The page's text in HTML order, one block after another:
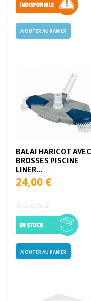
AJOUTER AU PANIER
BALAI HARICOT AVEC
BROSSES PISCINE
LINER...
24,00 €
AJOUTER AU PANIER